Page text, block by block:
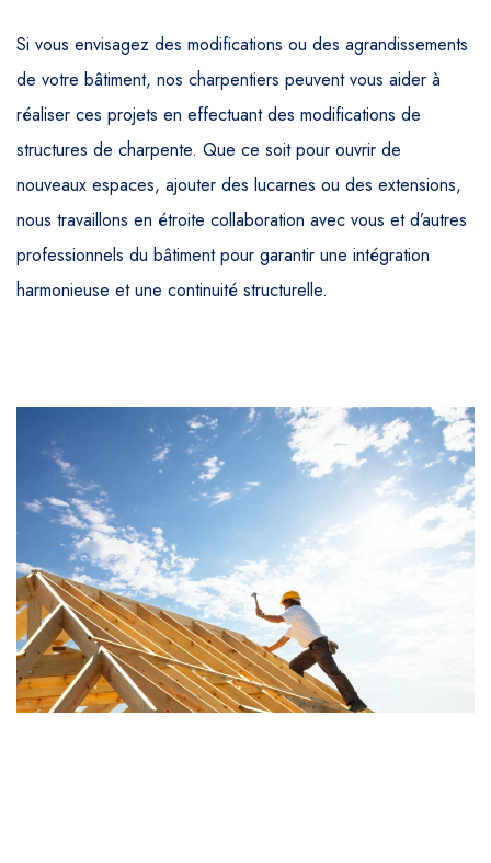
Si vous envisagez des modifications ou des agrandissements
de votre bâtiment, nos charpentiers peuvent vous aider à
réaliser ces projets en effectuant des modifications de
structures de charpente. Que ce soit pour ouvrir de
nouveaux espaces, ajouter des lucarnes ou des extensions,
nous travaillons en étroite collaboration avec vous et d’autres
professionnels du bâtiment pour garantir une intégration
harmonieuse et une continuité structurelle.